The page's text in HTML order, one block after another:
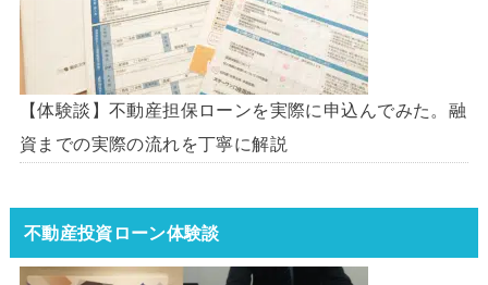
【体験談】不動産担保ローンを実際に申込んでみた。融
資までの実際の流れを丁寧に解説
不動産投資ローン体験談